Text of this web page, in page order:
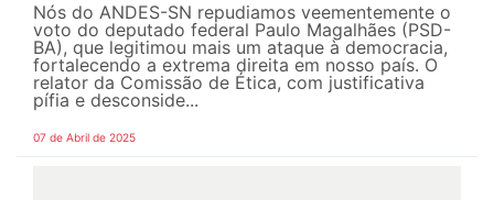
Nós do ANDES-SN repudiamos veementemente o
voto do deputado federal Paulo Magalhães (PSD-
BA), que legitimou mais um ataque à democracia,
fortalecendo a extrema direita em nosso país. O
relator da Comissão de Ética, com justificativa
pífia e desconside...
07 de Abril de 2025